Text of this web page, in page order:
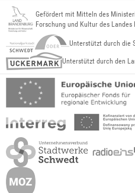
Gefördert mit Mitteln des
Forschung und Kultur des Landes
Unterstützt durch die
Unterstützt durch den